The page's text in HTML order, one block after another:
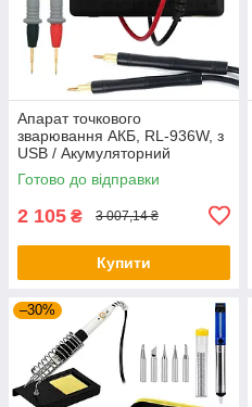
Апарат точкового
зварювання АКБ, RL-936W, з
USB / Акумуляторний
паяльник з функцією
виявлення КЗ / Паяльник
Готово до відправки
2 105 ₴ 3 007,14 ₴
Купити
–30%